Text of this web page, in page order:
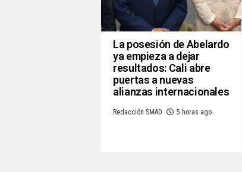
La posesión de Abelardo
ya empieza a dejar
resultados: Cali abre
puertas a nuevas
alianzas internacionales
Redacción SMAD 5 horas ago